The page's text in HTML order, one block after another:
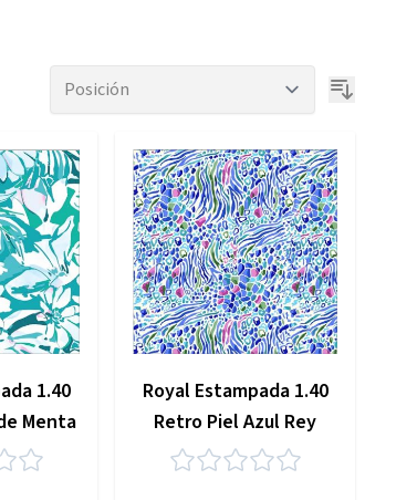
1.40
Menta
Royal Estampada 1.40
Retro Piel Azul Rey